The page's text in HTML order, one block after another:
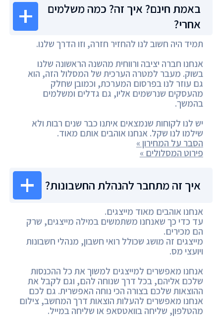
באמת חינם? איך זה? כמה משלמים
אחרי?
תמיד היה חשוב לנו להחזיר חזרה, וזו הדרך שלנו.
אנחנו חברה יציבה ורווחית מהשנה הראשונה שלנו
בשוק. מעבר למטרה הערכית של המסלול הזה, הוא
גם עוזר לנו בפרסום המערכת, וכמובן שחלק
מהעסקים שנרשמים אליו, גם גדלים ומשלמים
בהמשך.
יש לנו לקוחות שנמצאים איתנו כבר שנים רבות ולא
שילמו לנו שקל. אנחנו אוהבים אותם מאוד.
הסבר על המחירון »
פירוט המסלולים »
איך זה מתחבר להנהלת החשבונות?
אנחנו אוהבים מאוד מייצגים.
עד כדי כך שאנחנו משתמשים במילה מייצגים, שרק
הם מכירים.
מייצגים זה מושג שכולל רואי חשבון, מנהלי חשבונות
ויועצי מס.
אנחנו מאפשרים למייצגים למשוך את כל ההכנסות
שלכם אליהם, בכל דרך שנוחה להם, וגם לקבל את
ההוצאות שלכם בצורה הכי נוחה האפשרית. גם לכם
אנחנו מאפשרים להעלות הוצאות דרך המחשב, צילום
מהטלפון, שליחה בוואטסאפ או שליחה במייל.